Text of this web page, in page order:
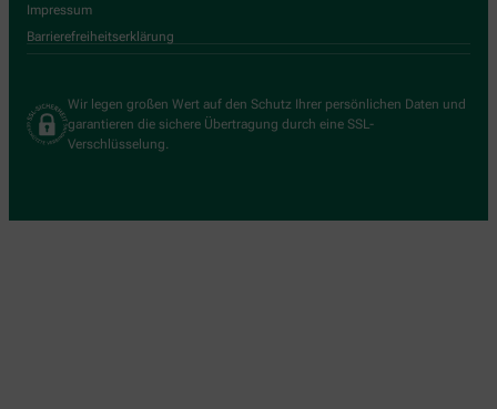
Impressum
Barrierefreiheitserklärung
Wir legen großen Wert auf den Schutz Ihrer persönlichen Daten und
garantieren die sichere Übertragung durch eine SSL-
Verschlüsselung.